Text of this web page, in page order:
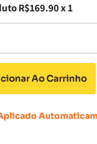
R$169.90x 1
Ao Carrinho